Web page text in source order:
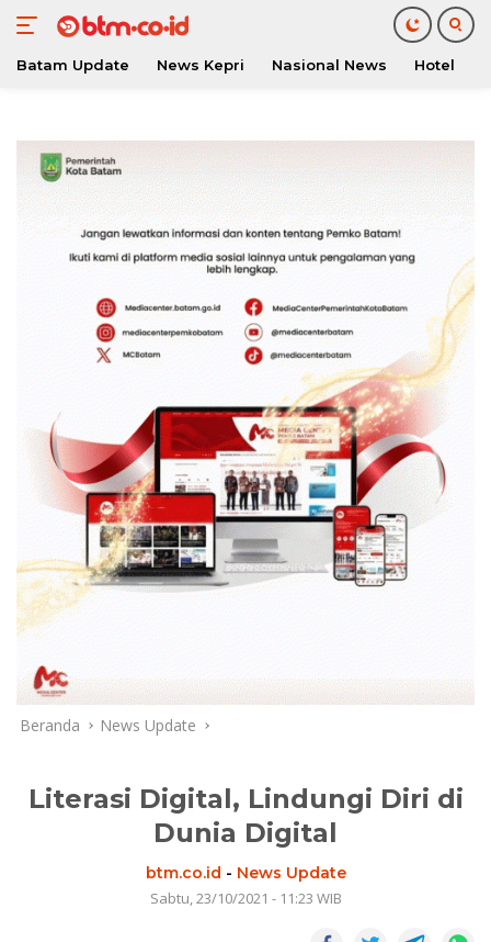
konten
Batam Update News Kepri Nasional News Hotel
Beranda News Update
Literasi Digital, Lindungi Diri di
Dunia Digital
btm.co.id - News Update
Sabtu, 23/10/2021 - 11:23 WIB